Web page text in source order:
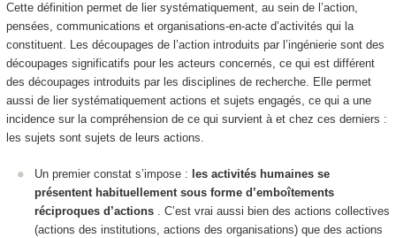
Cette définition permet de lier systématiquement, au sein de l’action,
pensées, communications et organisations-en-acte d’activités qui la
constituent. Les découpages de l’action introduits par l’ingénierie sont des
découpages significatifs pour les acteurs concernés, ce qui est différent
des découpages introduits par les disciplines de recherche. Elle permet
aussi de lier systématiquement actions et sujets engagés, ce qui a une
incidence sur la compréhension de ce qui survient à et chez ces derniers :
les sujets sont sujets de leurs actions.
Un premier constat s’impose : les activités humaines se
présentent habituellement sous forme d’emboîtements
réciproques d’actions
. C’est vrai aussi bien des actions collectives
(actions des institutions, actions des organisations) que des actions